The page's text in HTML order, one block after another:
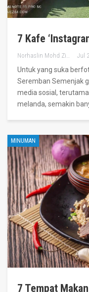
7 Kafe
Jul
Untuk yang suka
Seremban Semenjak
media sosial,
melanda, semakin
MINUMAN
7 Tempat